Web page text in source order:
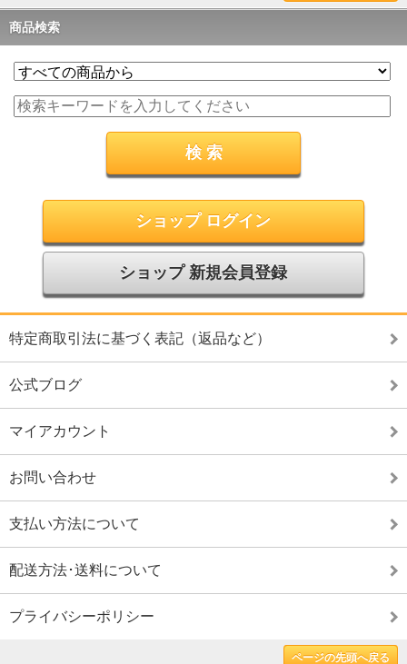
商品検索
ショップ ログイン
ショップ 新規会員登録
特定商取引法に基づく表記（返品など）
公式ブログ
マイアカウント
お問い合わせ
支払い方法について
配送方法･送料について
プライバシーポリシー
ページの先頭へ戻る